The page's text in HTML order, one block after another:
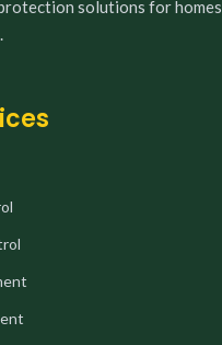
solutions for homes